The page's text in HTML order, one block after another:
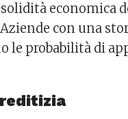
economica
con una
le probabilità di